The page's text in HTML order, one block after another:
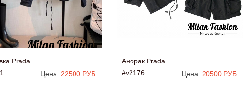
Prada
Цена: 22500 РУБ.
Анорак Prada
#v2176
Цена: 20500 РУБ.